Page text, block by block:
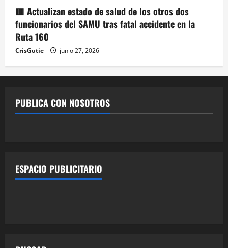
🟥 Actualizan estado de salud de los otros dos
funcionarios del SAMU tras fatal accidente en la
Ruta 160
CrisGutie junio 27, 2026
PUBLICA CON NOSOTROS
ESPACIO PUBLICITARIO